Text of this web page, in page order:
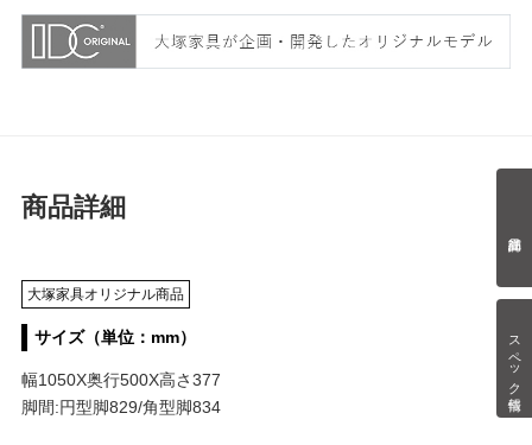
スペック情報
商品詳細
大塚家具オリジナル商品
サイズ（単位：mm）
幅1050X奥行500X高さ377
脚間:円型脚829/角型脚834